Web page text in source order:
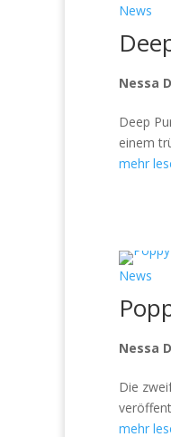
News
Nessa
Deep
einem
mehr
News
Nessa
Die
mehr